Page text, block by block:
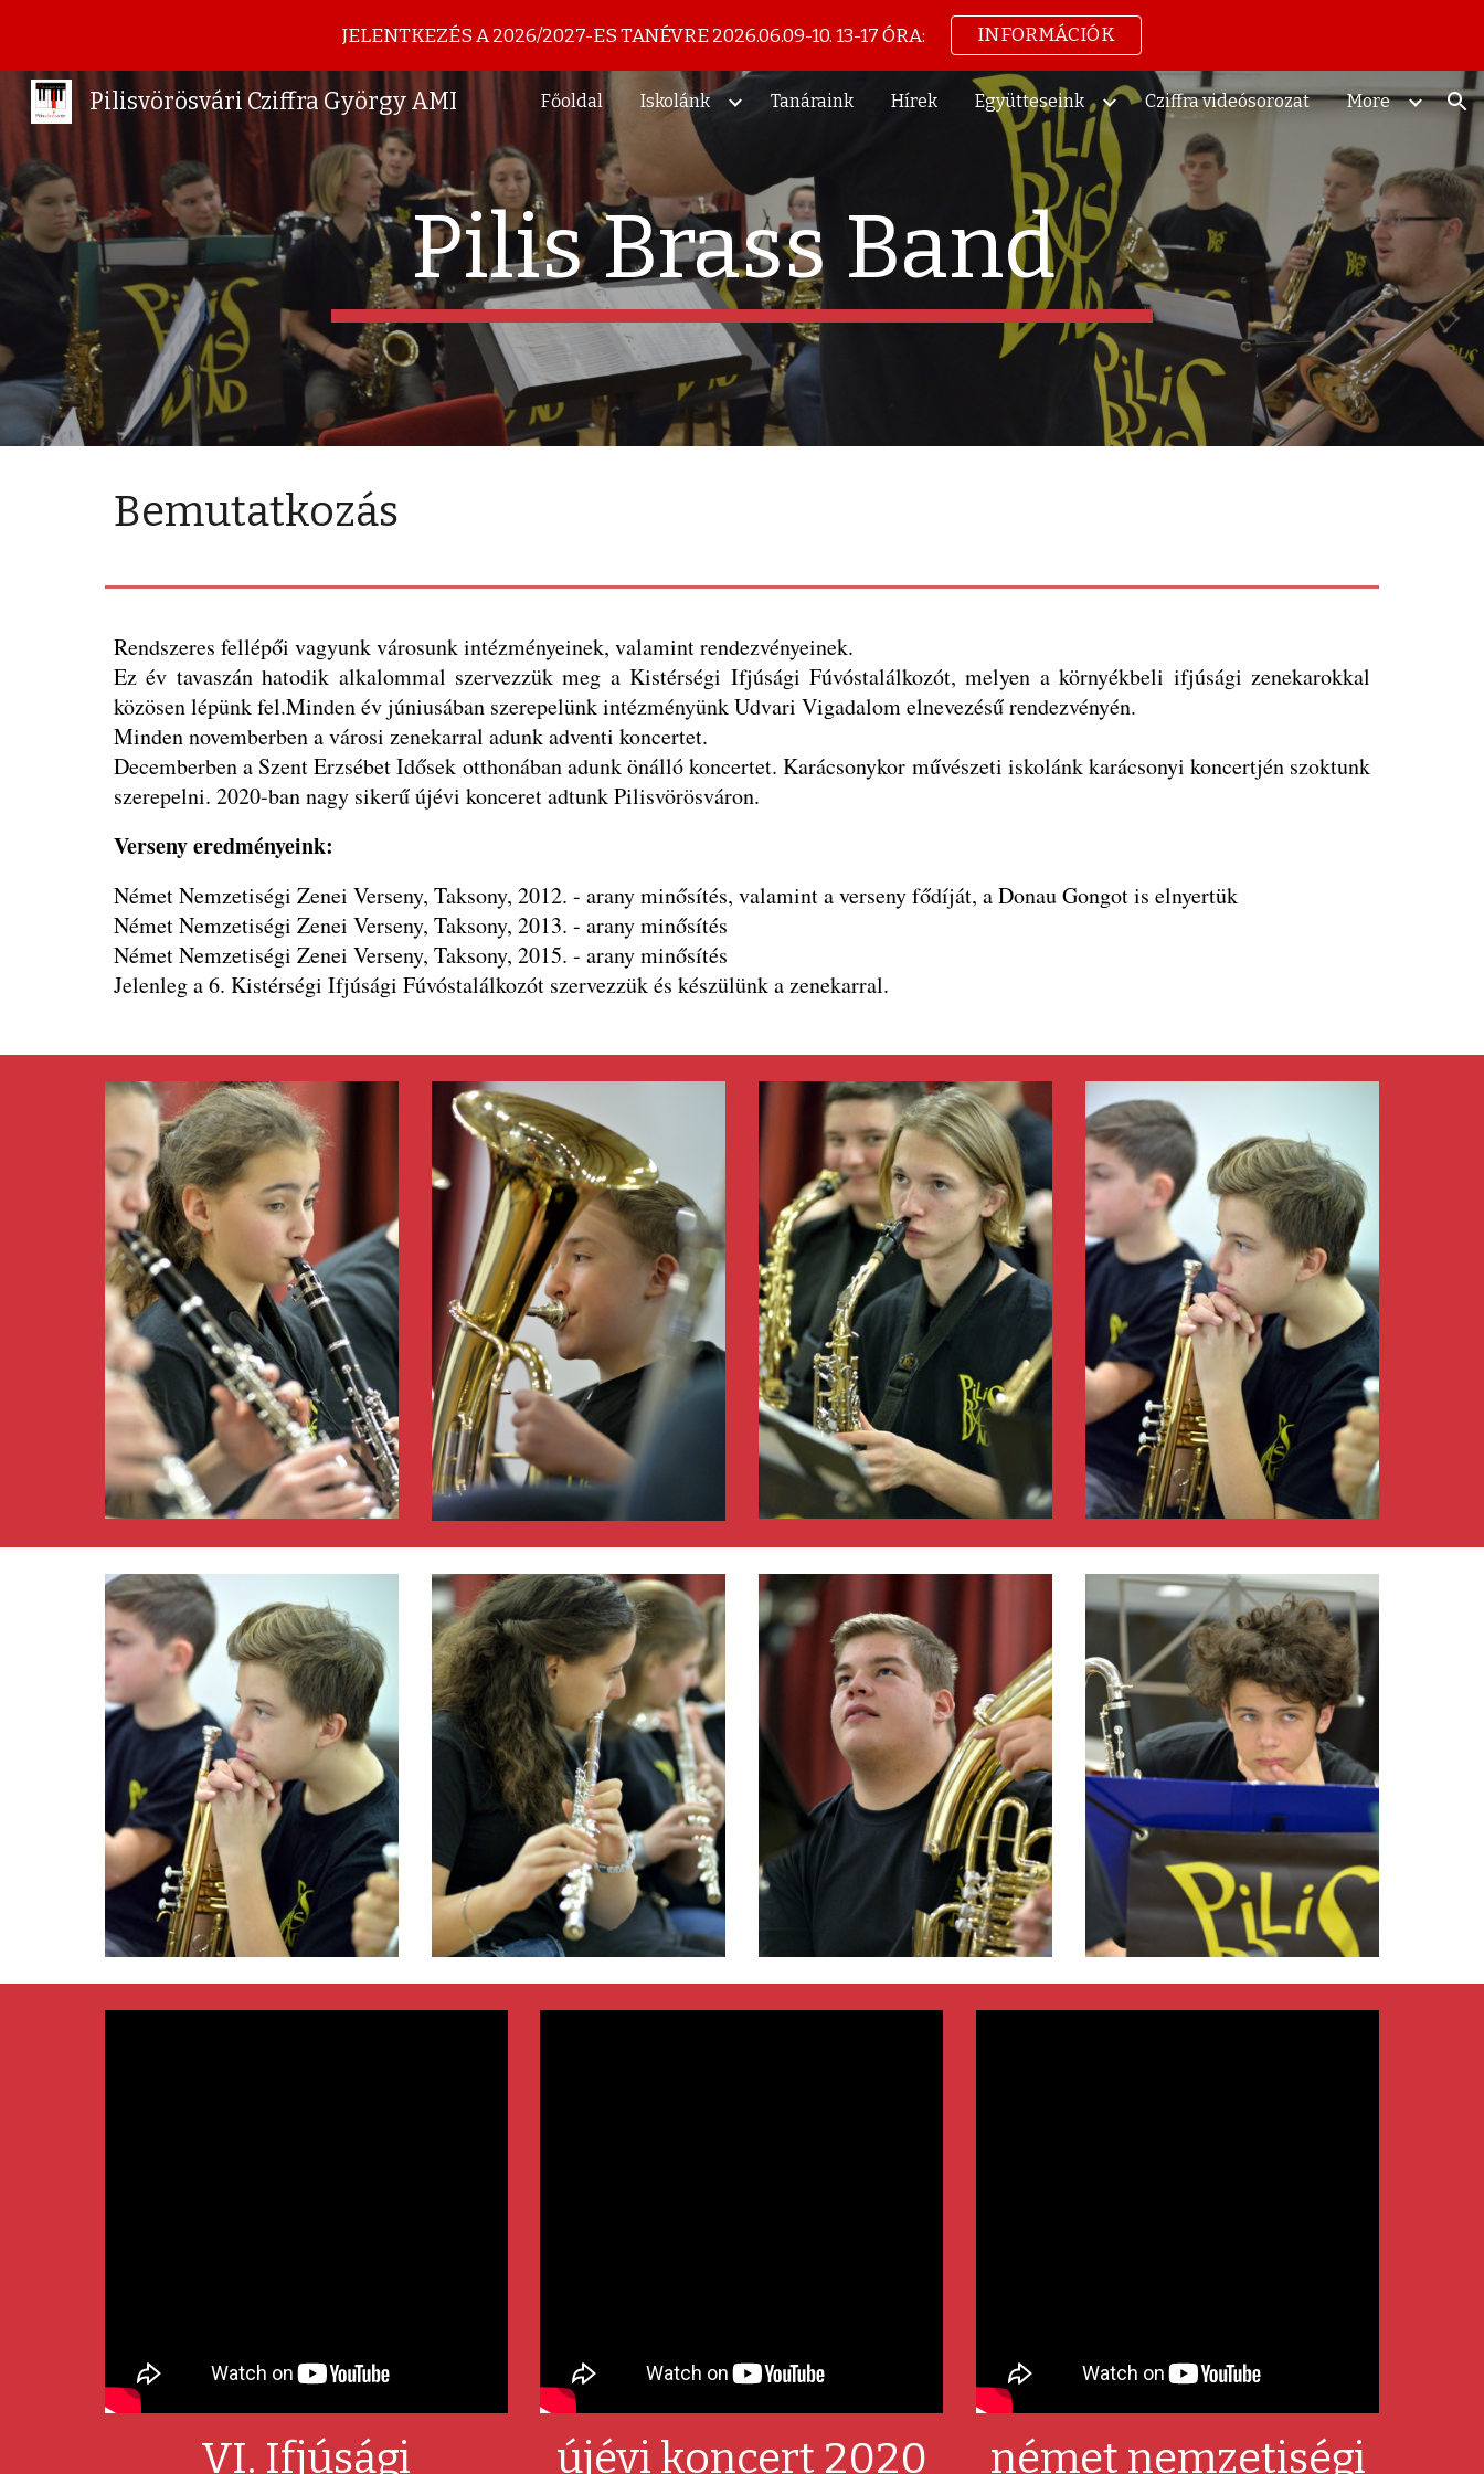
Skip to main content Skip to navigation
JELENTKEZÉS A 2026/2027-ES TANÉVRE 2026.06.09-10. 13-17 ÓRA: INFORMÁCIÓK
Pilisvörösvári Cziffra György AMI Főoldal Iskolánk Tanáraink Hírek Együtteseink Cziffra videósorozat More
Pilis Brass Band
Bemutatkozás
Rendszeres fellépői vagyunk városunk intézményeinek, valamint rendezvényeinek.
Ez év tavaszán hatodik alkalommal szervezzük meg a Kistérségi Ifjúsági Fúvóstalálkozót, melyen a környékbeli ifjúsági zenekarokkal
közösen lépünk fel.Minden év júniusában szerepelünk intézményünk Udvari Vigadalom elnevezésű rendezvényén.
Minden novemberben a városi zenekarral adunk adventi koncertet.
Decemberben a Szent Erzsébet Idősek otthonában adunk önálló koncertet. Karácsonykor művészeti iskolánk karácsonyi koncertjén szoktunk
szerepelni. 2020-ban nagy sikerű újévi konceret adtunk Pilisvörösváron.
Verseny eredményeink:
Német Nemzetiségi Zenei Verseny, Taksony, 2012. - arany minősítés, valamint a verseny fődíját, a Donau Gongot is elnyertük
Német Nemzetiségi Zenei Verseny, Taksony, 2013. - arany minősítés
Német Nemzetiségi Zenei Verseny, Taksony, 2015. - arany minősítés
Jelenleg a 6. Kistérségi Ifjúsági Fúvóstalálkozót szervezzük és készülünk a zenekarral.
VI. Ifjúsági újévi koncert 2020 német nemzetiségi